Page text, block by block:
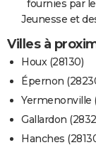
fournies par
Jeunesse et
Villes à
Houx (28130)
Épernon
Yermenonville
Gallardon
Hanches